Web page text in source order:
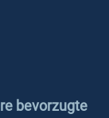
bevorzugte